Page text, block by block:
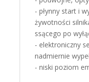
- płynny start i
żywotności
ssącego po
- elektroniczny
nadmiernie
- niski poziom